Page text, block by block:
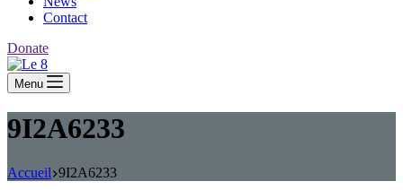
Contact
Donate
Menu
9I2A6233
Accueil 9I2A6233